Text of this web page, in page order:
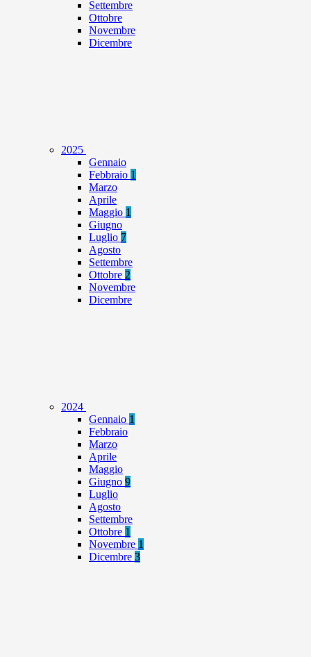
Settembre
Ottobre
Novembre
Dicembre
2025
Gennaio
Febbraio 1
Marzo
Aprile
Maggio 1
Giugno
Luglio 7
Agosto
Settembre
Ottobre 2
Novembre
Dicembre
2024
Gennaio 1
Febbraio
Marzo
Aprile
Maggio
Giugno 9
Luglio
Agosto
Settembre
Ottobre 1
Novembre 1
Dicembre 3